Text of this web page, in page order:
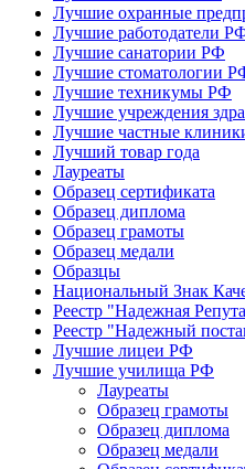
Лучшие охранные
Лучшие работодатели
Лучшие санатории РФ
Лучшие стоматологии
Лучшие техникумы РФ
Лучшие учреждения
Лучшие частные
Лучший товар года
Лауреаты
Образец сертификата
Образец диплома
Образец грамоты
Образец медали
Образцы
Национальный Знак
Реестр "Надежная
Реестр "Надежный
Лучшие лицеи РФ
Лучшие училища РФ
Лауреаты
Образец грамоты
Образец диплома
Образец медали